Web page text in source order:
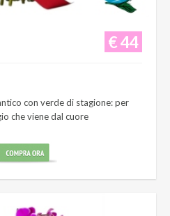
€ 44
con verde di stagione: per
che viene dal cuore